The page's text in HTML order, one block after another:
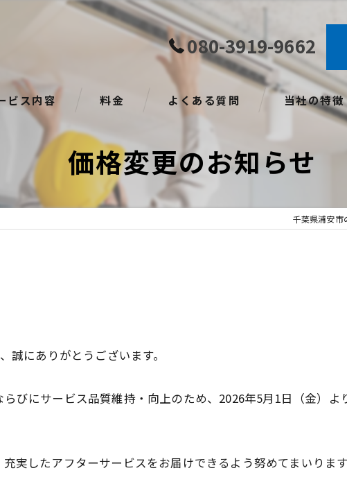
080-3919-9662
ビス内容 料金 よくある質問 当社の特徴
設置
点検
価格変更のお知らせ
千葉県浦安市
にありがとうございます。
びにサービス品質維持・向上のため、2026年5月1日（金）
実したアフターサービスをお届けできるよう努めてまいります